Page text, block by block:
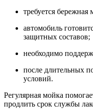
требуется
автомобиль
защитных составов;
необходимо
после длительных
условий.
Регулярная мойка
продлить срок службы